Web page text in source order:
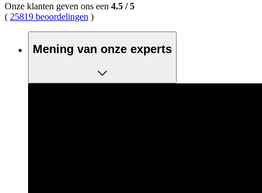
Onze klanten geven ons een 4.5 /5
( 25819 beoordelingen )
Mening van onze experts